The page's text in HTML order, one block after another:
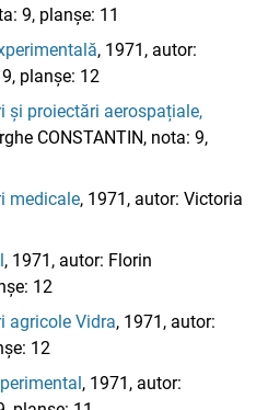
9, planșe: 11
, 1971, autor:
planșe: 12
și proiectări aerospațiale,
CONSTANTIN, nota: 9,
medicale, 1971, autor: Victoria
, 1971, autor: Florin
12
agricole Vidra, 1971, autor:
12
, 1971, autor: